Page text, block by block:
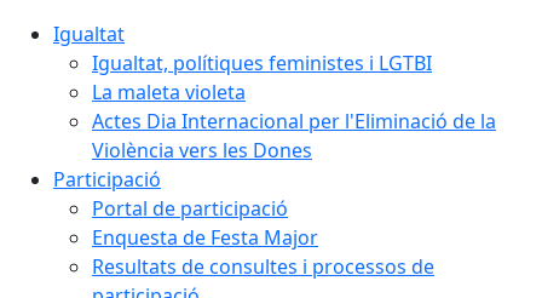
Igualtat
Igualtat, polítiques feministes i LGTBI
La maleta violeta
Actes Dia Internacional per l'Eliminació de la
Violència vers les Dones
Participació
Portal de participació
Enquesta de Festa Major
Resultats de consultes i processos de